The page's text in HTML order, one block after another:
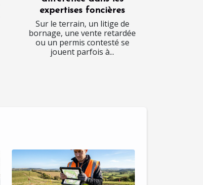
expertises foncières
Sur le terrain, un litige de
bornage, une vente retardée
ou un permis contesté se
jouent parfois à...